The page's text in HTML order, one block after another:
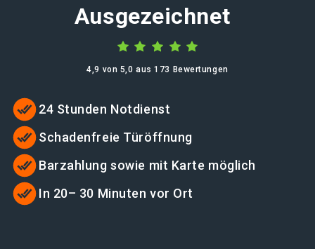
Ausgezeichnet
4,9 von 5,0 aus 173 Bewertungen
24 Stunden Notdienst
Schadenfreie Türöffnung
Barzahlung sowie mit Karte möglich
In 20– 30 Minuten vor Ort